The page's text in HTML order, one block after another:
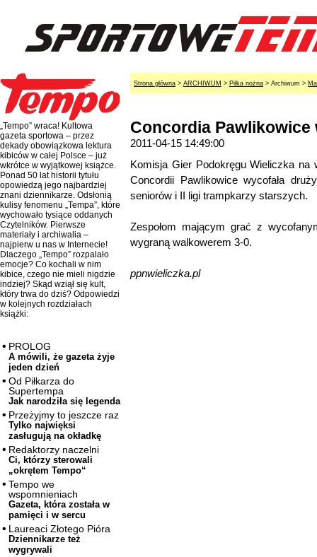
„Tempo” wraca! Kultowa
gazeta sportowa – przez
dekady obowiązkowa lektura
kibiców w całej Polsce – już
wkrótce w wyjątkowej książce.
Ponad 50 lat historii tytułu
opowiedzą jego najbardziej
znani dziennikarze. Odsłonią
kulisy fenomenu „Tempa”, które
wychowało tysiące oddanych
Czytelników. Pierwsze
materiały i archiwalia –
najpierw u nas w Internecie!
Dlaczego „Tempo” rozpalało
emocje? Co kochali w nim
kibice, czego nie mieli nigdzie
indziej? Skąd wziął się kult,
który trwa do dziś? Odpowiedzi
w kolejnych rozdziałach
książki:
PROLOG
A mówili, że gazeta żyje
jeden dzień
Od Piłkarza do
Supertempa
Jak narodziła się legenda
Przeżyjmy to jeszcze raz
Tylko najwięksi
zasługują na okładkę
Redaktorzy naczelni
Ci, którzy sterowali
„okrętem Tempo“
Tempo we
wspomnieniach
Gazeta, która została w
pamięci i w sercu
Laureaci Złotego Pióra
Dziennikarze też
wygrywali
Strona główna > ARCHIWUM > Piłka nożna > Archiwum >
Concordia Pawlikowice
2011-04-15 14:49:00
Komisja Gier Podokręgu Wieliczka
Concordii Pawlikowice wycofała
seniorów i II ligi trampkarzy starszych.
Zespołom mającym grać z
wygraną walkowerem 3-0.
ppnwieliczka.pl